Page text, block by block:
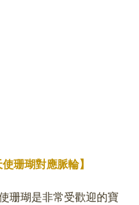
珊瑚對應脈輪】
珊瑚是非常受歡迎的寶